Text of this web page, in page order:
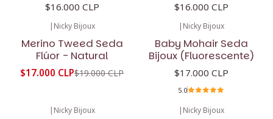
$16.000 CLP $16.000 CLP
Nicky Bijoux
Merino Tweed Seda
Flúor - Natural
$17.000 CLP$19.000 CLP
Nicky Bijoux
Baby Mohair Seda
Bijoux (Fluorescente)
$17.000 CLP
5.0
| Nicky Bijoux | Nicky Bijoux